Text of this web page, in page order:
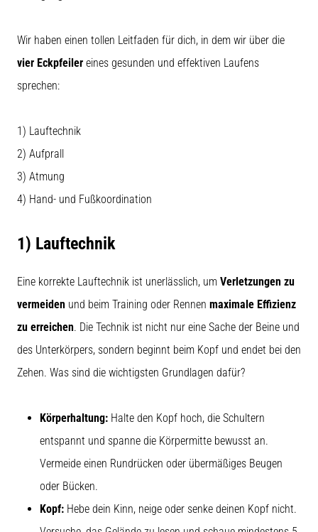
wo…
6. 8. 2026
Läuferknie:
Ursachen,
Behandlung
und
Prävention
Läuferknie,
bekannt
Iliotibiales
Bandsyndrom
ist
ein
gesundheitliches
Problem,
Artikel
Wir haben einen tollen Leitfaden für dich, in dem wir über die
vier Eckpfeiler eines gesunden und effektiven Laufens
sprechen:
1) Lauftechnik
2) Aufprall
3) Atmung
4) Hand- und Fußkoordination
1) Lauftechnik
Eine korrekte Lauftechnik ist unerlässlich, um Verletzungen zu
vermeiden und beim Training oder Rennen maximale Effizienz
zu erreichen. Die Technik ist nicht nur eine Sache der Beine und
des Unterkörpers, sondern beginnt beim Kopf und endet bei den
Zehen. Was sind die wichtigsten Grundlagen dafür?
Körperhaltung: Halte den Kopf hoch, die Schultern
entspannt und spanne die Körpermitte bewusst an.
Vermeide einen Rundrücken oder übermäßiges Beugen
oder Bücken.
Kopf: Hebe dein Kinn, neige oder senke deinen Kopf nicht.